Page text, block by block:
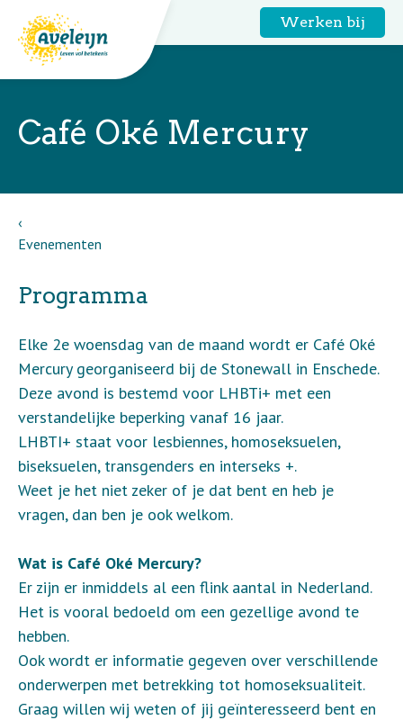
Werken bij
Café Oké Mercury
Evenementen
Programma
Elke 2e woensdag van de maand wordt er Café Oké
Mercury georganiseerd bij de Stonewall in Enschede.
Deze avond is bestemd voor LHBTi+ met een
verstandelijke beperking vanaf 16 jaar.
LHBTI+ staat voor lesbiennes, homoseksuelen,
biseksuelen, transgenders en interseks +.
Weet je het niet zeker of je dat bent en heb je
vragen, dan ben je ook welkom.
Wat is Café Oké Mercury?
Er zijn er inmiddels al een flink aantal in Nederland.
Het is vooral bedoeld om een gezellige avond te
hebben.
Ook wordt er informatie gegeven over verschillende
onderwerpen met betrekking tot homoseksualiteit.
Graag willen wij weten of jij geïnteresseerd bent en